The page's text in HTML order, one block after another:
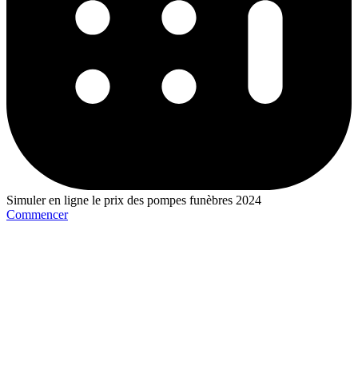
Simuler en ligne le prix des pompes funèbres 2024
Commencer